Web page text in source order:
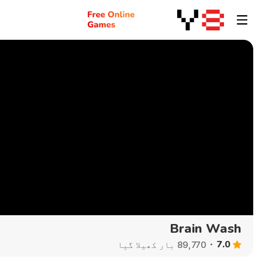
Brain Wash
7.0 89,770 بار کھیلا گیا